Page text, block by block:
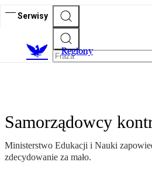
Serwisy
Regiony
Samorządowcy
Ministerstwo Edukacji i Nauki
zdecydowanie za mało.